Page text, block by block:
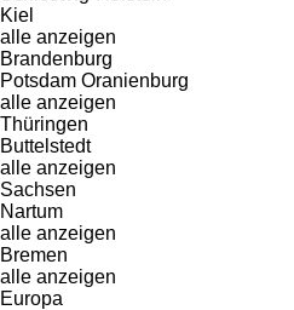
Kiel
alle anzeigen
Brandenburg
Potsdam Oranienburg
alle anzeigen
Thüringen
Buttelstedt
alle anzeigen
Sachsen
Nartum
alle anzeigen
Bremen
alle anzeigen
Europa